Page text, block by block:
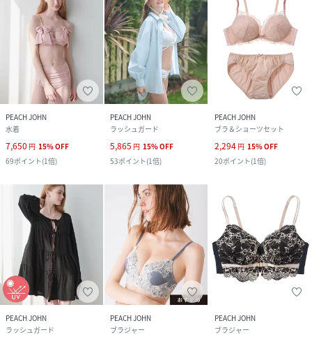
PEACH JOHN
水着
7,650 円 15%OFF
69ポイント(1倍)
PEACH JOHN
ラッシュガード
5,865 円 15%OFF
53ポイント(1倍)
PEACH JOHN
ブラ＆ショーツセット
2,294 円 15%OFF
20ポイント(1倍)
PEACH JOHN
ラッシュガード
PEACH JOHN
ブラジャー
PEACH JOHN
ブラジャー